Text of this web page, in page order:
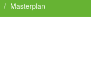
Masterplan